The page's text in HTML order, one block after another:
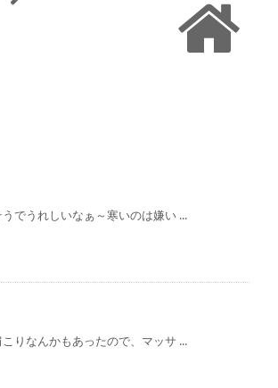
でうれしいなぁ～寒いのは嫌い ...
りなんかもあったので、マッサ ...